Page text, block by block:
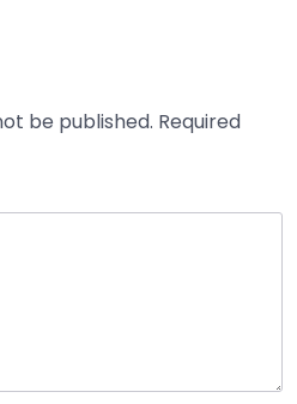
be published. Required